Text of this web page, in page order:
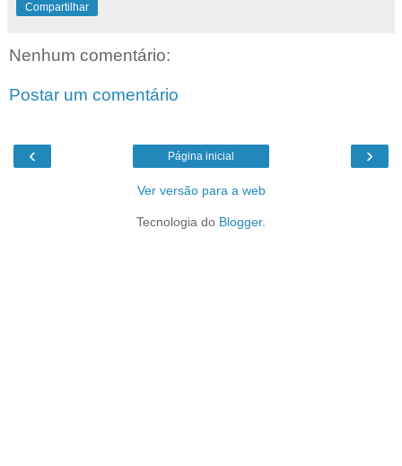
Compartilhar
Nenhum comentário:
Postar um comentário
‹ ›
Página inicial
Ver versão para a web
Tecnologia do Blogger.